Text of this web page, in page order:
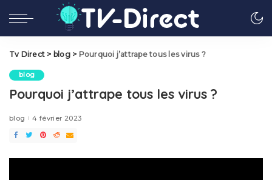
Tv Direct > blog> Pourquoi j’attrape tous les virus ?
blog
Pourquoi j’attrape tous les virus ?
blog 4 février 2023